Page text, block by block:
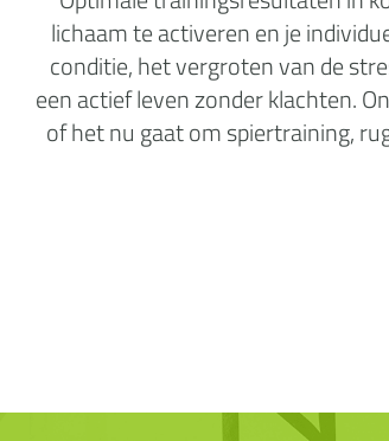
lichaam te activeren en je
conditie, het vergroten van de
een actief leven zonder klachten.
of het nu gaat om spiertraining,